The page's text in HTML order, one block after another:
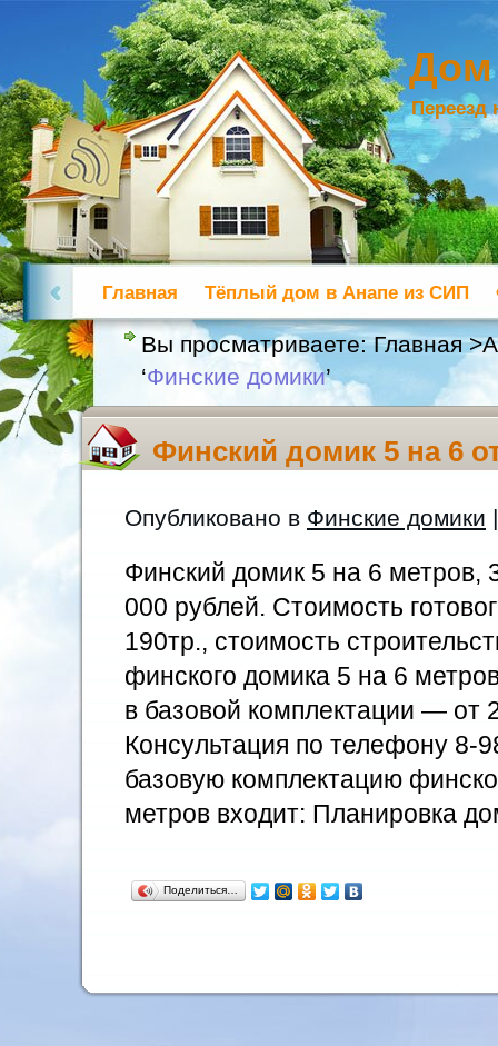
Дом
Переезд
Главная Тёплый дом в Анапе из СИП
Вы просматриваете:Главная
‘Финские домики’
Финский домик 5 на 6
Опубликовано в Финские домики
Финский домик 5 на 6
000 рублей. Стоимость
190тр., стоимость
финского домика 5 на 6
в базовой комплектации — от
Консультация по телефону 8-
базовую комплектацию
метров входит: Планировка
Поделиться…